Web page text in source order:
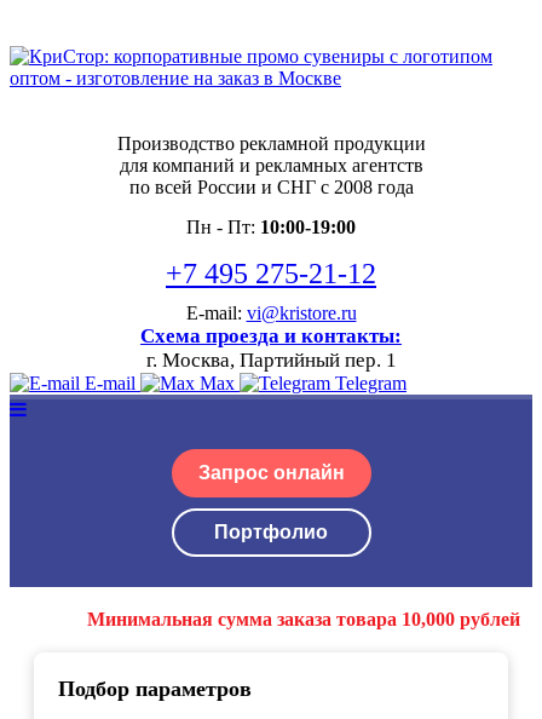
Производство рекламной продукции
для компаний и рекламных агентств
по всей России и СНГ с 2008 года
Пн - Пт: 10:00-19:00
+7 495 275-21-12
E-mail: vi@kristore.ru
Схема проезда и контакты:
г. Москва, Партийный пер. 1
E-mail Max Telegram
Запрос онлайн
Портфолио
Минимальная сумма заказа товара 10,000 рублей
Подбор параметров